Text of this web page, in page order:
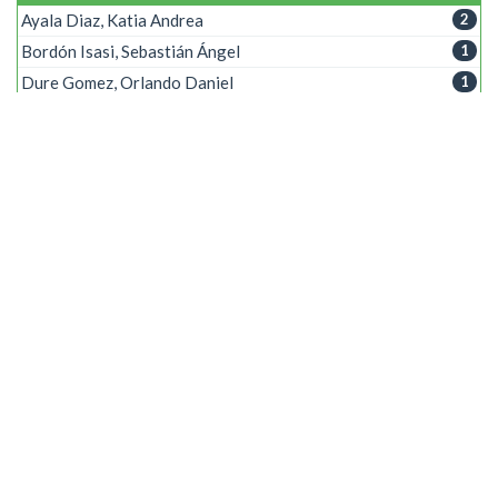
2
Ayala Diaz, Katia Andrea
1
Bordón Isasi, Sebastián Ángel
1
Dure Gomez, Orlando Daniel